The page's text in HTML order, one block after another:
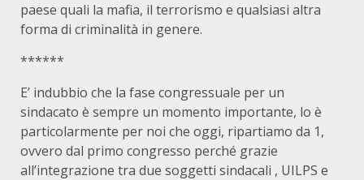
paese quali la mafia, il terrorismo e qualsiasi altra
forma di criminalità in genere.
******
E’ indubbio che la fase congressuale per un
sindacato è sempre un momento importante, lo è
particolarmente per noi che oggi, ripartiamo da 1,
ovvero dal primo congresso perché grazie
all’integrazione tra due soggetti sindacali , UILPS e